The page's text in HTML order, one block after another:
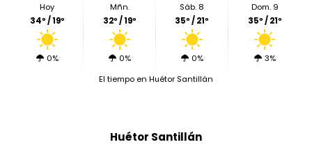
Hoy
34º / 19º
0%
Mñn.
32º / 19º
0%
Sáb. 8
35º / 21º
0%
Dom. 9
35º / 21º
3%
El tiempo en Huétor Santillán
Huétor Santillán